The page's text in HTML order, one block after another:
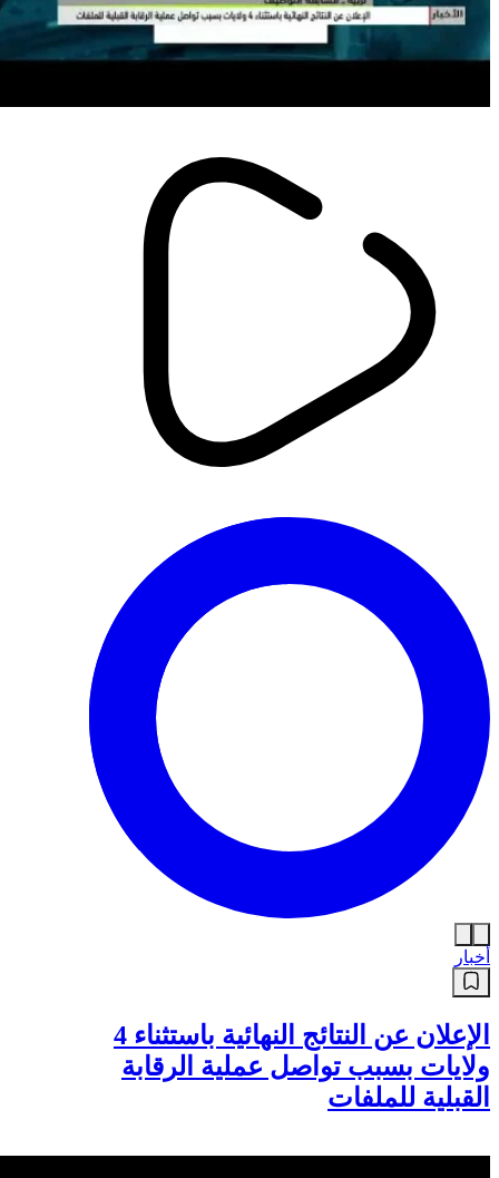
أخبار
الإعلان عن النتائج النهائية باستثناء 4
ولايات بسبب تواصل عملية الرقابة
القبلية للملفات